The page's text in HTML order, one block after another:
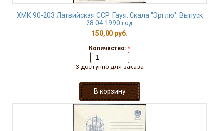
ХМК 90-203 Латвийская ССР. Гауя. Скала "Эрглю". Выпуск
28.04.1990 год
150,00 руб.
Количество: *
3 доступно для заказа